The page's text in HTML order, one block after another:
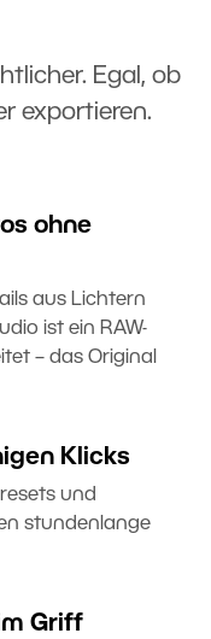
Egal, ob
exportieren.
ohne
aus Lichtern
ist ein RAW-
– das Original
Klicks
und
stundenlange
Griff